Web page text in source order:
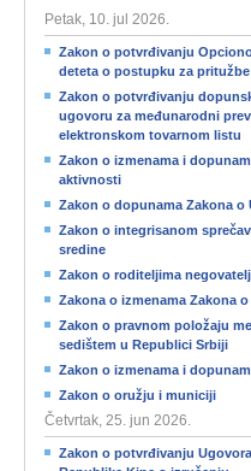
Petak, 10. jul 2026.
Zakon o potvrđivanju
deteta o postupku za pritužbe
Zakon o potvrđivanju
ugovoru za međunarodni
elektronskom tovarnom listu
Zakon o izmenama i
aktivnosti
Zakon o dopunama Zakona o
Zakon o integrisanom
sredine
Zakon o roditeljima
Zakona o izmenama Zakona
Zakon o pravnom položaju
sedištem u Republici Srbiji
Zakon o izmenama i
Zakon o oružju i municiji
Četvrtak, 25. jun 2026.
Zakon o potvrđivanju